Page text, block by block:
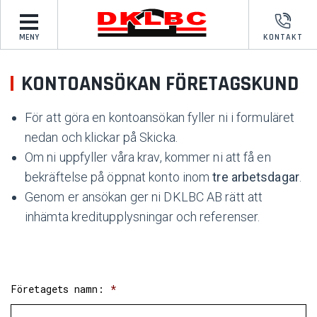
MENY KONTAKT
KONTOANSÖKAN FÖRETAGSKUND
För att göra en kontoansökan fyller ni i formuläret
nedan och klickar på Skicka.
Om ni uppfyller våra krav, kommer ni att få en
bekräftelse på öppnat konto inomtre arbetsdagar.
Genom er ansökan ger ni DKLBC AB rätt att
inhämta kreditupplysningar och referenser.
Företagets namn: *